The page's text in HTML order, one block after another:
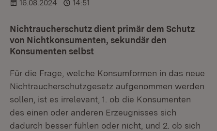
16.08.2024 14:51
Nichtraucherschutz dient primär dem Schutz
von Nichtkonsumenten, sekundär den
Konsumenten selbst
Für die Frage, welche Konsumformen in das neue
Nichtraucherschutzgesetz aufgenommen werden
sollen, ist es irrelevant, 1. ob die Konsumenten
des einen oder anderen Erzeugnisses sich
dadurch besser fühlen oder nicht, und 2. ob sich